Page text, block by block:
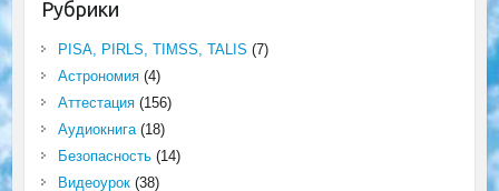
Рубрики
PISA, PIRLS, TIMSS, TALIS (7)
Астрономия(4)
Аттестация(156)
Аудиокнига(18)
Безопасность(14)
Видеоурок(38)